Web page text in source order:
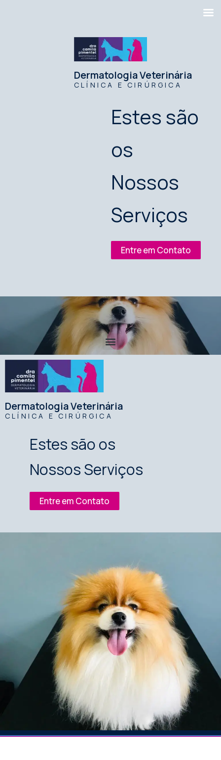
Dermatologia Veterinária
CLÍNICA E CIRÚRGICA
Estes são
os
Nossos
Serviços
Entre em Contato
Dermatologia Veterinária
CLÍNICA E CIRÚRGICA
Estes são os
Nossos Serviços
Entre em Contato